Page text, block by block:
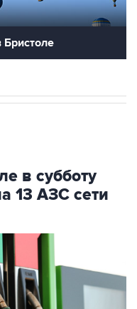
Бристоле
в субботу
13 АЗС сети